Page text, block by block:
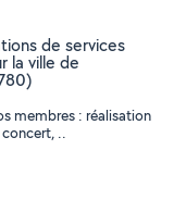
de services
la ville de
membres : réalisation
..